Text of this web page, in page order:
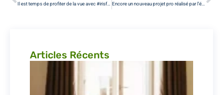
Il est temps de profiter de la vue avec #irisfenetres Vous avez un projet de… Encore un nouveau projet pro réalisé par l’équipe #irisfenetres Vitrine &amp…
Articles Récents